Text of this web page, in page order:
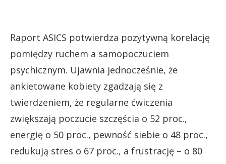
Raport ASICS potwierdza pozytywną korelację
pomiędzy ruchem a samopoczuciem
psychicznym. Ujawnia jednocześnie, że
ankietowane kobiety zgadzają się z
twierdzeniem, że regularne ćwiczenia
zwiększają poczucie szczęścia o 52 proc.,
energię o 50 proc., pewność siebie o 48 proc.,
redukują stres o 67 proc., a frustrację – o 80